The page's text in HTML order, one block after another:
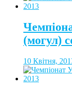
(могул)
10 Квітня,